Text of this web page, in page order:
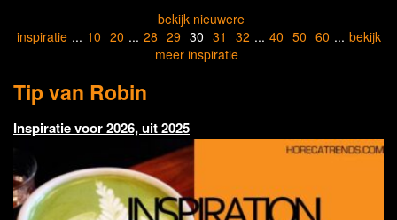
bekijk nieuwere
inspiratie ... 10 20 ... 28 29 30 31 32 ... 40 50 60 ... bekijk
meer inspiratie
Tip van Robin
Inspiratie voor 2026, uit 2025